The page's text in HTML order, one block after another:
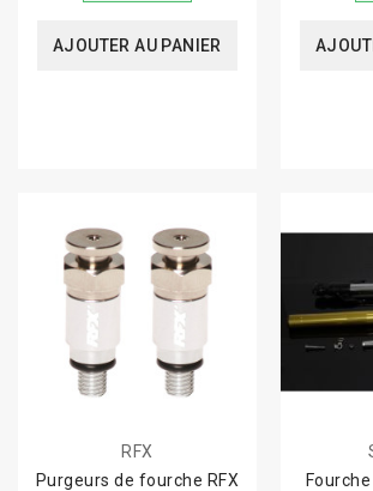
AJOUTER AU PANIER
RFX
Purgeurs de fourche RFX